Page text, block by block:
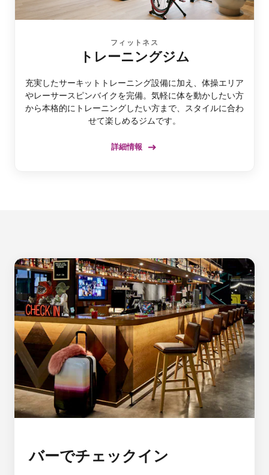
フィットネス
トレーニングジム
充実したサーキットトレーニング設備に加え、体操エリア
やレーサースピンバイクを完備。気軽に体を動かしたい方
から本格的にトレーニングしたい方まで、スタイルに合わ
せて楽しめるジムです。
詳細情報
バーでチェックイン